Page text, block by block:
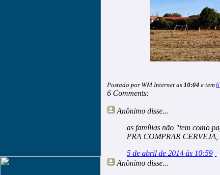
Postado por WM Internet as 10:04 e tem
6 Comments:
Anônimo disse...
as famílias não "tem como
PRA COMPRAR CERVEJA,
5 de abril de 2014 às 10:59
Anônimo disse...